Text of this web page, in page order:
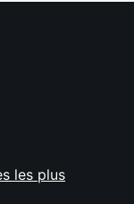
les plus